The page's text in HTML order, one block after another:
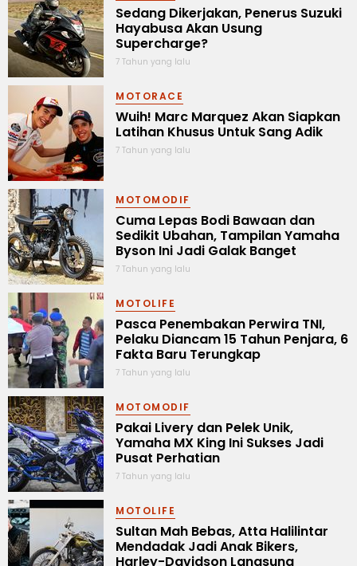
Sedang Dikerjakan, Penerus Suzuki
Hayabusa Akan Usung
Supercharge?
7 Tahun yang lalu
MOTORACE
Wuih! Marc Marquez Akan Siapkan
Latihan Khusus Untuk Sang Adik
7 Tahun yang lalu
MOTOMODIF
Cuma Lepas Bodi Bawaan dan
Sedikit Ubahan, Tampilan Yamaha
Byson Ini Jadi Galak Banget
7 Tahun yang lalu
MOTOLIFE
Pasca Penembakan Perwira TNI,
Pelaku Diancam 15 Tahun Penjara, 6
Fakta Baru Terungkap
7 Tahun yang lalu
MOTOMODIF
Pakai Livery dan Pelek Unik,
Yamaha MX King Ini Sukses Jadi
Pusat Perhatian
7 Tahun yang lalu
MOTOLIFE
Sultan Mah Bebas, Atta Halilintar
Mendadak Jadi Anak Bikers,
Harley-Davidson Langsung